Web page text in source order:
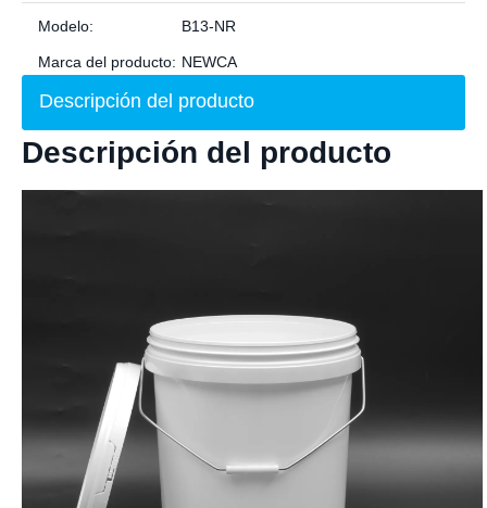
Modelo: B13-NR
Marca del producto: NEWCA
Descripción del producto
Descripción del producto